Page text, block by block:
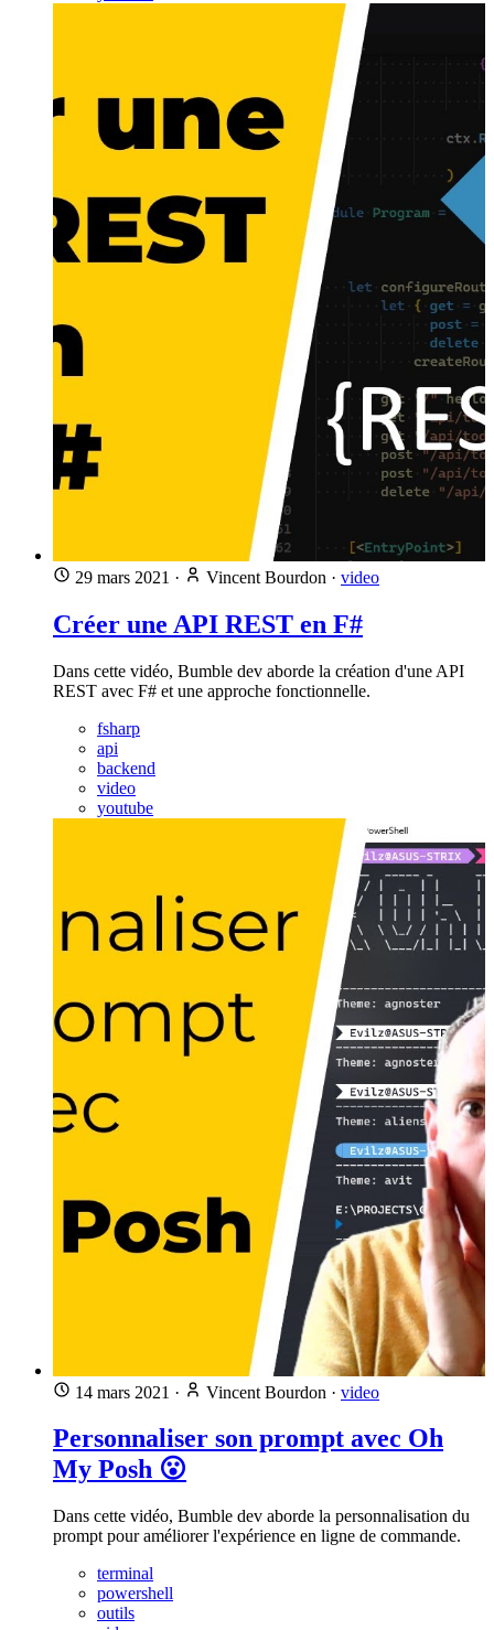
29 mars 2021 · Vincent Bourdon · video
Créer une API REST en F#
Dans cette vidéo, Bumble dev aborde la création d'une API
REST avec F# et une approche fonctionnelle.
fsharp
api
backend
video
youtube
14 mars 2021 · Vincent Bourdon · video
Personnaliser son prompt avec Oh
My Posh 😮
Dans cette vidéo, Bumble dev aborde la personnalisation du
prompt pour améliorer l'expérience en ligne de commande.
terminal
powershell
outils